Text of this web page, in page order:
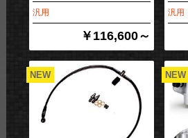
汎用
￥116,600～
汎用